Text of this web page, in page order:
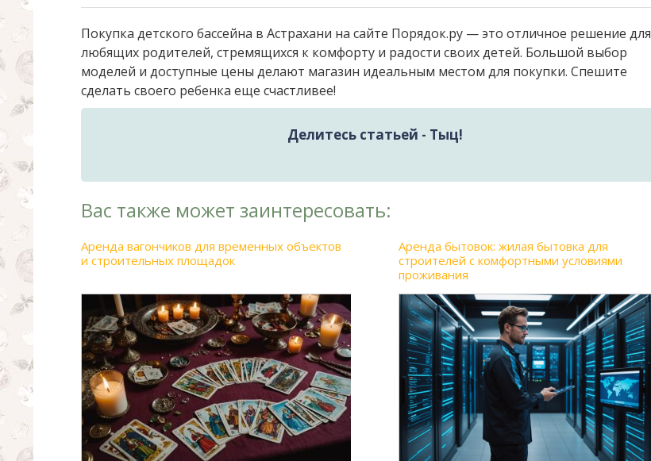
Покупка детского бассейна в Астрахани на сайте Порядок.ру — это отличное решение для
любящих родителей, стремящихся к комфорту и радости своих детей. Большой выбор
моделей и доступные цены делают магазин идеальным местом для покупки. Спешите
сделать своего ребенка еще счастливее!
Делитесь статьей - Тыц!
Вас также может заинтересовать:
Аренда вагончиков для временных объектов
и строительных площадок
Аренда бытовок: жилая бытовка для
строителей с комфортными условиями
проживания